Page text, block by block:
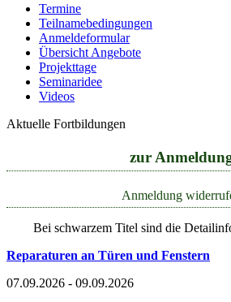
Termine
Teilnamebedingungen
Anmeldeformular
Übersicht Angebote
Projekttage
Seminaridee
Videos
Aktuelle Fortbildungen
zur
Anmeldung
Bei schwarzem Titel sind die
Reparaturen an Türen und Fenstern
07.09.2026 - 09.09.2026